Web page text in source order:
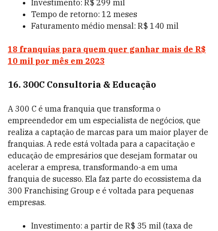
Investimento: R$ 299 mil
Tempo de retorno: 12 meses
Faturamento médio mensal: R$ 140 mil
18 franquias para quem quer ganhar mais de R$
10 mil por mês em 2023
16. 300C Consultoria & Educação
A 300 C é uma franquia que transforma o
empreendedor em um especialista de negócios, que
realiza a captação de marcas para um maior player de
franquias. A rede está voltada para a capacitação e
educação de empresários que desejam formatar ou
acelerar a empresa, transformando-a em uma
franquia de sucesso. Ela faz parte do ecossistema da
300 Franchising Group e é voltada para pequenas
empresas.
Investimento: a partir de R$ 35 mil (taxa de